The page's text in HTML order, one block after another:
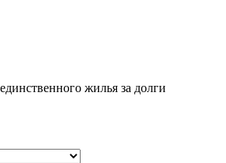
жилья за долги